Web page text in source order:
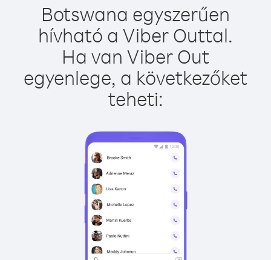
Botswana egyszerűen
hívható a Viber Outtal.
Ha van Viber Out
egyenlege, a következőket
teheti: